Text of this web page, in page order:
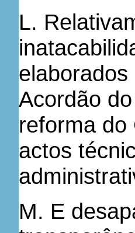
L.
Acordão
reforma do
actos
M. E